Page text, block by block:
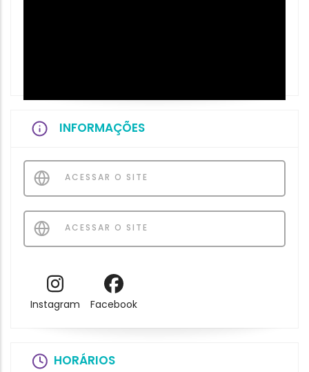
INFORMAÇÕES
ACESSAR O SITE
ACESSAR O SITE
Instagram Facebook
HORÁRIOS